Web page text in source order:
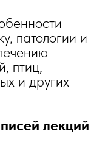
патологии и
птиц,
и других
лекций